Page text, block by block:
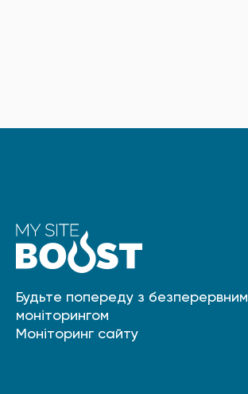
Будьте попереду з безперервним
моніторингом
Моніторинг сайту